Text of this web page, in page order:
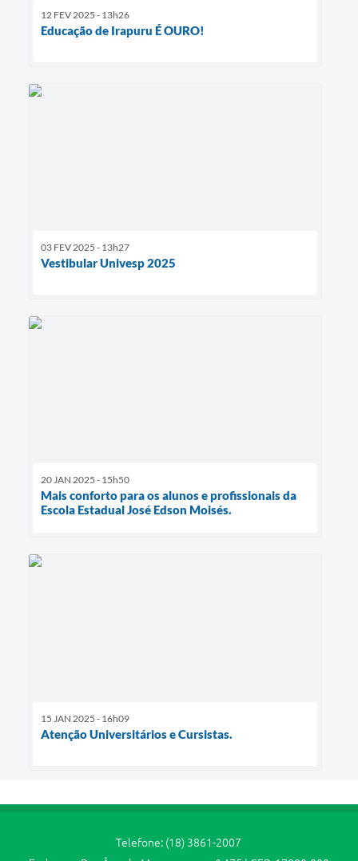
12 FEV 2025 - 13h26
Educação de Irapuru É OURO!
03 FEV 2025 - 13h27
Vestibular Univesp 2025
20 JAN 2025 - 15h50
Mais conforto para os alunos e profissionais da
Escola Estadual José Edson Moisés.
15 JAN 2025 - 16h09
Atenção Universitários e Cursistas.
Telefone: (18) 3861-2007